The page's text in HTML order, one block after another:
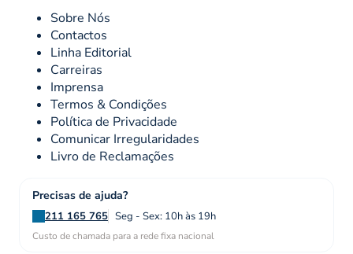
Sobre Nós
Contactos
Linha Editorial
Carreiras
Imprensa
Termos & Condições
Política de Privacidade
Comunicar Irregularidades
Livro de Reclamações
Precisas de ajuda?
211 165 765 Seg - Sex: 10h às 19h
Custo de chamada para a rede fixa nacional